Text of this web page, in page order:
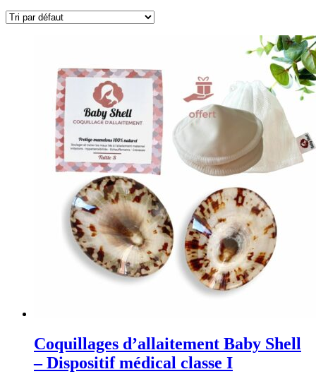
Coquillages d’allaitement Baby Shell
– Dispositif médical classe I